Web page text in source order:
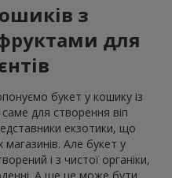
з
для
букет у кошику із
для створення віп
екзотики, що
магазинів. Але букет у
і з чистої органіки,
А ще це може бути